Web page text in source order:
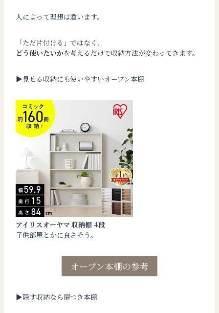
人によって理想は違います。
「ただ片付ける」ではなく、
どう使いたいかを考えるだけで収納方法が変わってきます。
▶︎見せる収納にも使いやすいオープン本棚
アイリスオーヤマ 収納棚 4段
子供部屋とかに良さそう。
オープン本棚の参考
▶︎隠す収納なら扉つき本棚